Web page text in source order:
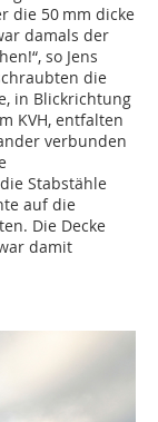
die 50 mm dicke
damals der
so Jens
die
in Blickrichtung
KVH, entfalten
verbunden
Stabstähle
auf die
Die Decke
damit